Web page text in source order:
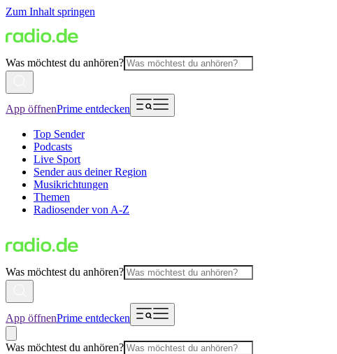
Zum Inhalt springen
Was möchtest du anhören?
App öffnenPrime entdecken
Top Sender
Podcasts
Live Sport
Sender aus deiner Region
Musikrichtungen
Themen
Radiosender von A-Z
Was möchtest du anhören?
App öffnenPrime entdecken
Was möchtest du anhören?